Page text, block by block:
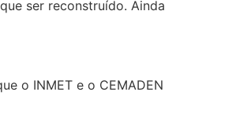
ser reconstruído. Ainda
o INMET e o CEMADEN